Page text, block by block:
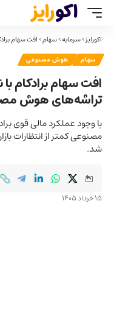
اکورایز>سرمایه>سهام>افت سهام
سهام هوش مصنوعی
افت سهام برادکام با
تراشه‌های هوش
با وجود عملکرد مالی قوی
مصنوعی کمتر از انتظارات
شد.
15 خرداد 1405